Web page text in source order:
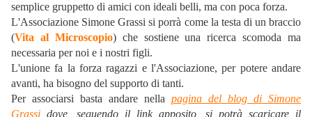
semplice gruppetto di amici con ideali belli, ma con poca forza.
L'Associazione Simone Grassi si porrà come la testa di un braccio
(Vita al Microscopio) che sostiene una ricerca scomoda ma
necessaria per noi e i nostri figli.
L'unione fa la forza ragazzi e l'Associazione, per potere andare
avanti, ha bisogno del supporto di tanti.
Per associarsi basta andare nella pagina del blog di Simone
Grassi dove, seguendo il link apposito, si potrà scaricare il